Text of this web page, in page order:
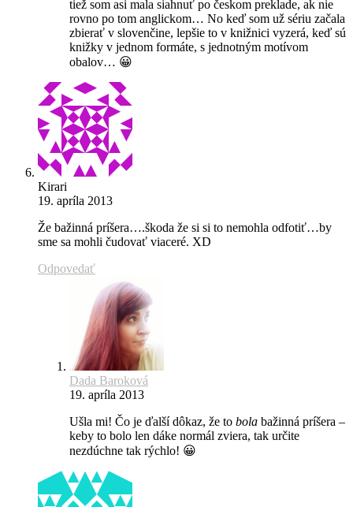
tiež som asi mala siahnuť po českom preklade, ak nie
rovno po tom anglickom… No keď som už sériu začala
zbierať v slovenčine, lepšie to v knižnici vyzerá, keď sú
knižky v jednom formáte, s jednotným motívom
obalov… 😀
Kirari
19. apríla 2013
Že bažinná príšera….škoda že si si to nemohla odfotiť…by
sme sa mohli čudovať viaceré. XD
Odpovedať
Dada Baroková
19. apríla 2013
Ušla mi! Čo je ďalší dôkaz, že to bola bažinná príšera –
keby to bolo len dáke normál zviera, tak určite
nezdúchne tak rýchlo! 😀